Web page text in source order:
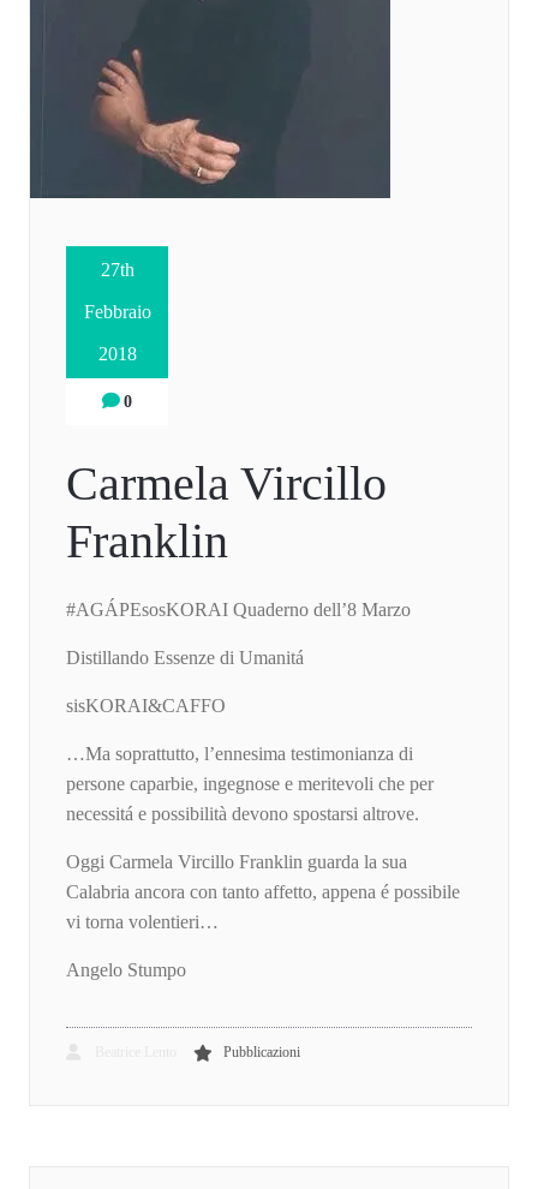
27th
Febbraio
2018
0
Carmela Vircillo
Franklin
#AGÁPEsosKORAI Quaderno dell’8 Marzo
Distillando Essenze di Umanitá
sisKORAI&CAFFO
…Ma soprattutto, l’ennesima testimonianza di
persone caparbie, ingegnose e meritevoli che per
necessitá e possibilità devono spostarsi altrove.
Oggi Carmela Vircillo Franklin guarda la sua
Calabria ancora con tanto affetto, appena é possibile
vi torna volentieri…
Angelo Stumpo
Pubblicazioni